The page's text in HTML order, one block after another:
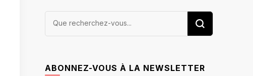
Vous
ABONNEZ-VOUS À LA NEWSLETTER